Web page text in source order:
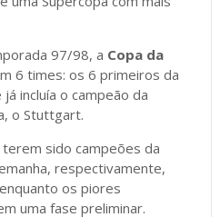
97/98, a Copa da
6 times: os 6 primeiros da
incluía o campeão da
o Stuttgart.
sido campeões da
respectivamente,
os piores
uma fase preliminar.